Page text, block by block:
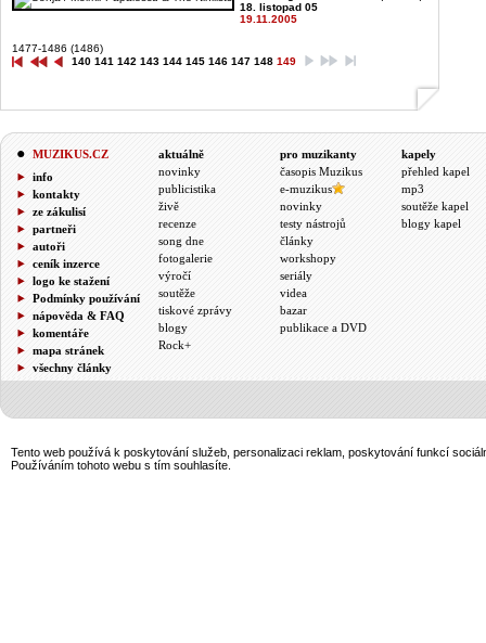
18. listopad 05
19.11.2005
1477-1486 (1486)
140 141 142 143 144 145 146 147 148 149
MUZIKUS.CZ
info
kontakty
ze zákulisí
partneři
autoři
ceník inzerce
logo ke stažení
Podmínky používání
nápověda & FAQ
komentáře
mapa stránek
všechny články
aktuálně
novinky
publicistika
živě
recenze
song dne
fotogalerie
výročí
soutěže
tiskové zprávy
blogy
Rock+
pro muzikanty
časopis Muzikus
e-muzikus
novinky
testy nástrojů
články
workshopy
seriály
videa
bazar
publikace a DVD
kapely
přehled kapel
mp3
soutěže kapel
blogy kapel
Tento web používá k poskytování služeb, personalizaci reklam, poskytování funkcí
Používáním tohoto webu s tím souhlasíte.